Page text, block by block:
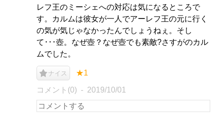
レフ王のミーシェへの対応は気になるところで
す。カルムは彼女が一人でアーレフ王の元に行く
の気が気じゃなかったんでしょうねぇ。そし
て･･･壺。なぜ壺？なぜ壺でも素敵?さすがのカル
ムでした。
ナイス ★1
コメント(0) 2019/10/01